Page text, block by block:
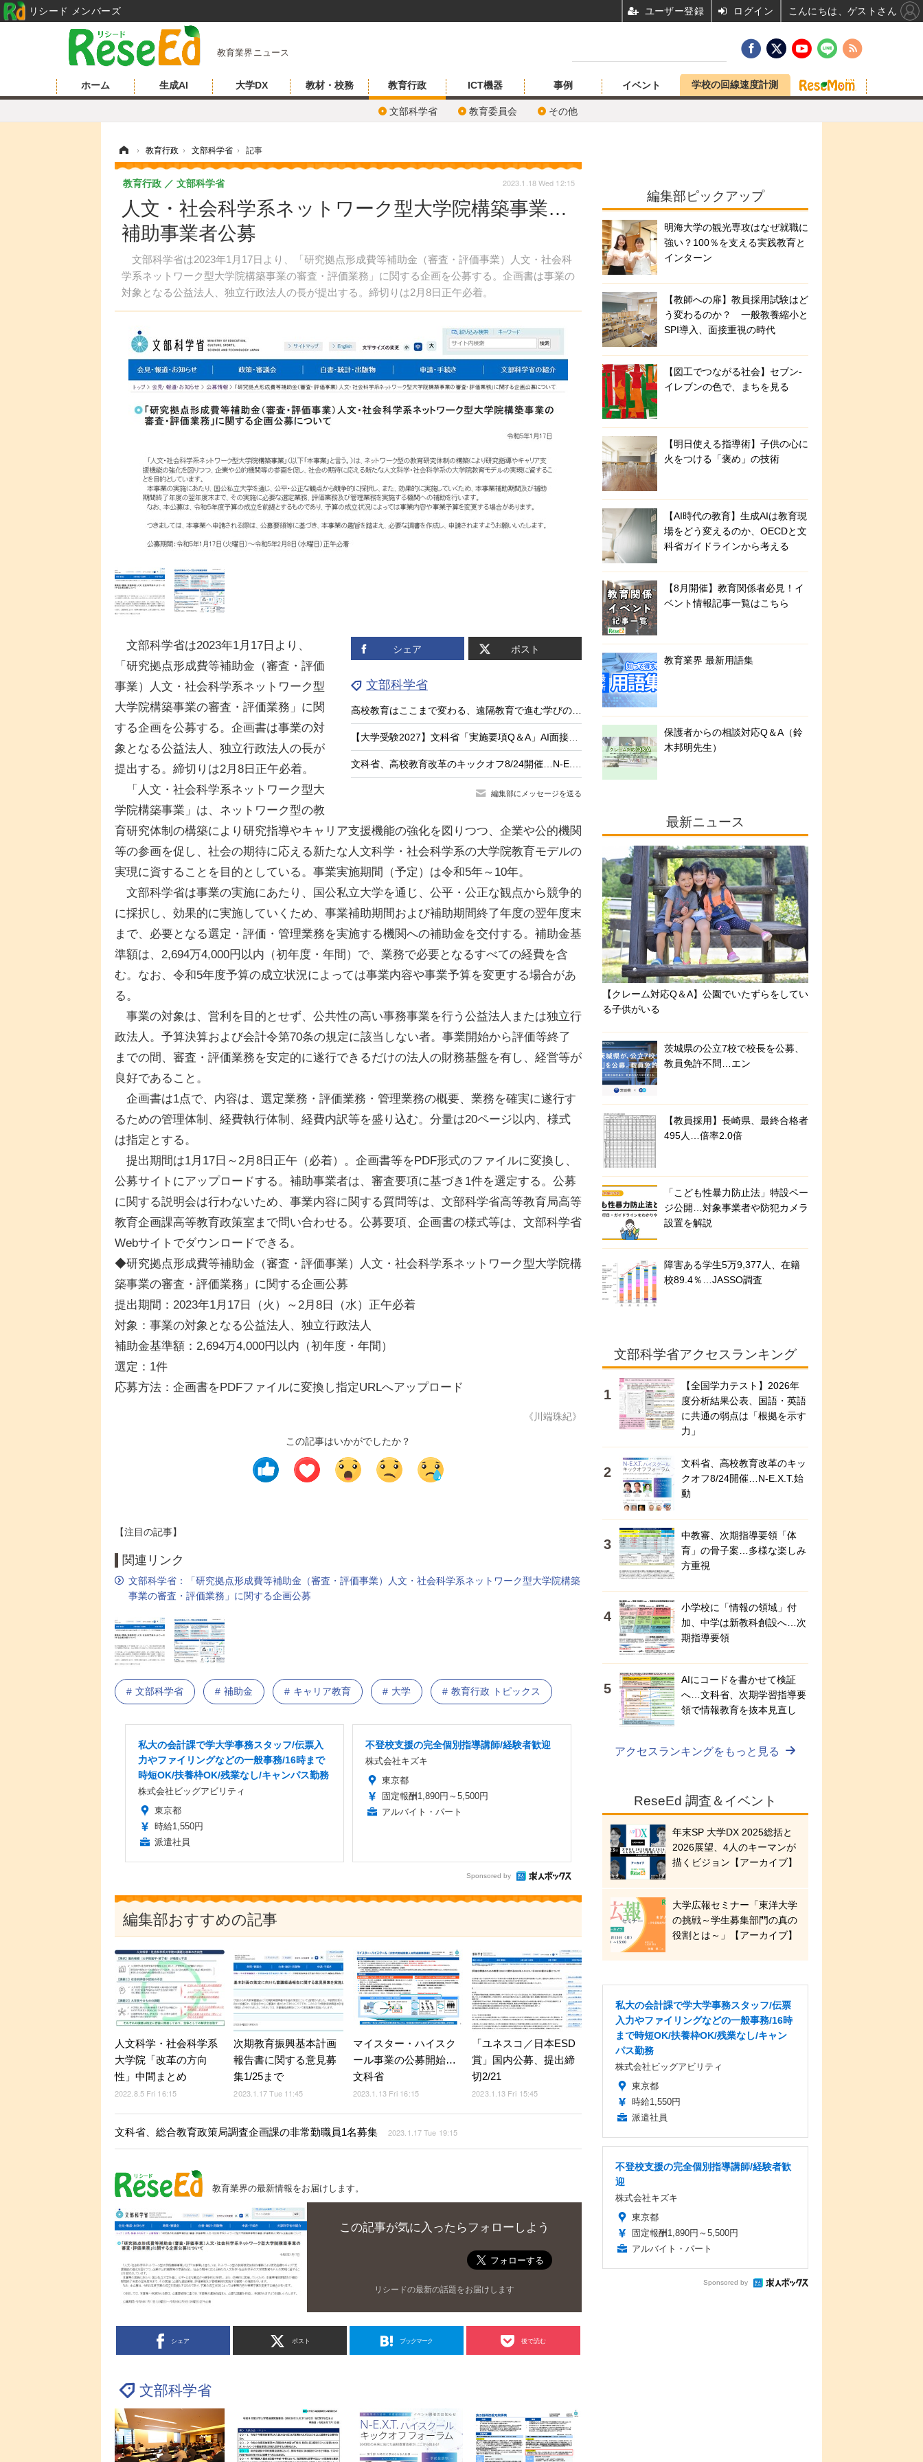
教育業界ニュース
ホーム 生成AI 大学DX 教材・校務 教育行政
文部科学省 教育委員会 その他
ICT機器 事例 イベント 学校の回線速度計測
› 教育行政 › 文部科学省 › 記事
人文・社会科学系ネットワーク型大学院構築事業…
補助事業者公募
文部科学省は2023年1月17日より、「研究拠点形成費等補助金（審査・評価事業）人文・社会科
学系ネットワーク型大学院構築事業の審査・評価業務」に関する企画を公募する。企画書は事業の
対象となる公益法人、独立行政法人の長が提出する。締切りは2月8日正午必着。
教育行政 文部科学省 2023.1.18 Wed 12:15
シェア ポスト
文部科学省
高校教育はここまで変わる、遠隔教育で進む学びのアップデート
【大学受験2027】文科省「実施要項Q＆A」AI面接不可など面接ルール明確化
文科省、高校教育改革のキックオフ8/24開催…N-E.X.T.始動
編集部にメッセージを送る
文部科学省は2023年1月17日より、
「研究拠点形成費等補助金（審査・評価
事業）人文・社会科学系ネットワーク型
大学院構築事業の審査・評価業務」に関
する企画を公募する。企画書は事業の対
象となる公益法人、独立行政法人の長が
提出する。締切りは2月8日正午必着。
「人文・社会科学系ネットワーク型大
学院構築事業」は、ネットワーク型の教
育研究体制の構築により研究指導やキャリア支援機能の強化を図りつつ、企業や公的機関
等の参画を促し、社会の期待に応える新たな人文科学・社会科学系の大学院教育モデルの
実現に資することを目的としている。事業実施期間（予定）は令和5年～10年。
文部科学省は事業の実施にあたり、国公私立大学を通じ、公平・公正な観点から競争的
に採択し、効果的に実施していくため、事業補助期間および補助期間終了年度の翌年度末
まで、必要となる選定・評価・管理業務を実施する機関への補助金を交付する。補助金基
準額は、2,694万4,000円以内（初年度・年間）で、業務で必要となるすべての経費を含
む。なお、令和5年度予算の成立状況によっては事業内容や事業予算を変更する場合があ
る。
事業の対象は、営利を目的とせず、公共性の高い事務事業を行う公益法人または独立行
政法人。予算決算および会計令第70条の規定に該当しない者。事業開始から評価等終了
までの間、審査・評価業務を安定的に遂行できるだけの法人の財務基盤を有し、経営等が
良好であること。
企画書は1点で、内容は、選定業務・評価業務・管理業務の概要、業務を確実に遂行す
るための管理体制、経費執行体制、経費内訳等を盛り込む。分量は20ページ以内、様式
は指定とする。
提出期間は1月17日～2月8日正午（必着）。企画書等をPDF形式のファイルに変換し、
公募サイトにアップロードする。補助事業者は、審査要項に基づき1件を選定する。公募
に関する説明会は行わないため、事業内容に関する質問等は、文部科学省高等教育局高等
教育企画課高等教育政策室まで問い合わせる。公募要項、企画書の様式等は、文部科学省
Webサイトでダウンロードできる。
◆研究拠点形成費等補助金（審査・評価事業）人文・社会科学系ネットワーク型大学院構
築事業の審査・評価業務」に関する企画公募
提出期間：2023年1月17日（火）～2月8日（水）正午必着
対象：事業の対象となる公益法人、独立行政法人
補助金基準額：2,694万4,000円以内（初年度・年間）
選定：1件
応募方法：企画書をPDFファイルに変換し指定URLへアップロード
《川端珠紀》
この記事はいかがでしたか？
【注目の記事】
関連リンク
文部科学省：「研究拠点形成費等補助金（審査・評価事業）人文・社会科学系ネットワーク型大学院構築
事業の審査・評価業務」に関する企画公募
文部科学省 補助金 キャリア教育 大学 教育行政 トピックス
私大の会計課で学大学事務スタッフ/伝票入
力やファイリングなどの一般事務/16時まで
時短OK/扶養枠OK/残業なし/キャンパス勤務
株式会社ビッグアビリティ
東京都
時給1,550円
派遣社員
不登校支援の完全個別指導講師/経験者歓迎
株式会社キズキ
東京都
固定報酬1,890円～5,500円
アルバイト・パート
Sponsored by
編集部おすすめの記事
人文科学・社会科学系
大学院「改革の方向
性」中間まとめ
2022.8.5 Fri 16:15
次期教育振興基本計画
報告書に関する意見募
集1/25まで
2023.1.17 Tue 11:45
マイスター・ハイスク
ール事業の公募開始…
文科省
2023.1.13 Fri 16:15
「ユネスコ／日本ESD
賞」国内公募、提出締
切2/21
2023.1.13 Fri 15:45
文科省、総合教育政策局調査企画課の非常勤職員1名募集 2023.1.17 Tue 19:15
教育業界の最新情報をお届けします。
この記事が気に入ったらフォローしよう
リシードの最新の話題をお届けします
シェア ポスト ブックマーク 後で読む
文部科学省
編集部ピックアップ
明海大学の観光専攻はなぜ就職に
強い？100％を支える実践教育と
インターン
【教師への扉】教員採用試験はど
う変わるのか？ 一般教養縮小と
SPI導入、面接重視の時代
【図工でつながる社会】セブン‐
イレブンの色で、まちを見る
【明日使える指導術】子供の心に
火をつける「褒め」の技術
【AI時代の教育】生成AIは教育現
場をどう変えるのか、OECDと文
科省ガイドラインから考える
【8月開催】教育関係者必見！イ
ベント情報記事一覧はこちら
教育業界 最新用語集
保護者からの相談対応Q＆A（鈴
木邦明先生）
最新ニュース
【クレーム対応Q＆A】公園でいたずらをしてい
る子供がいる
茨城県の公立7校で校長を公募、
教員免許不問…エン
【教員採用】長崎県、最終合格者
495人…倍率2.0倍
「こども性暴力防止法」特設ペー
ジ公開…対象事業者や防犯カメラ
設置を解説
障害ある学生5万9,377人、在籍
校89.4％…JASSO調査
文部科学省アクセスランキング
【全国学力テスト】2026年
度分析結果公表、国語・英語
に共通の弱点は「根拠を示す
力」
文科省、高校教育改革のキッ
クオフ8/24開催…N-E.X.T.始
動
中教審、次期指導要領「体
育」の骨子案…多様な楽しみ
方重視
小学校に「情報の領域」付
加、中学は新教科創設へ…次
期指導要領
AIにコードを書かせて検証
へ…文科省、次期学習指導要
領で情報教育を抜本見直し
アクセスランキングをもっと見る
ReseEd 調査＆イベント
年末SP 大学DX 2025総括と
2026展望、4人のキーマンが
描くビジョン【アーカイブ】
大学広報セミナー「東洋大学
の挑戦～学生募集部門の真の
役割とは～」【アーカイブ】
私大の会計課で学大学事務スタッフ/伝票
入力やファイリングなどの一般事務/16時
まで時短OK/扶養枠OK/残業なし/キャン
パス勤務
株式会社ビッグアビリティ
東京都
時給1,550円
派遣社員
不登校支援の完全個別指導講師/経験者歓
迎
株式会社キズキ
東京都
固定報酬1,890円～5,500円
アルバイト・パート
Sponsored by
リシード メンバーズ ユーザー登録 ログイン こんにちは、ゲストさん